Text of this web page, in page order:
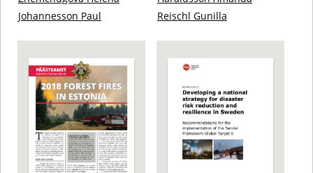
Johannesson Paul
Reischl Gunilla